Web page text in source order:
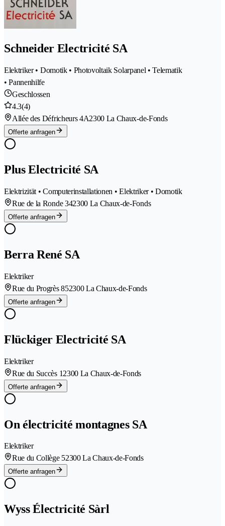
Schneider Electricité SA
Elektriker • Domotik • Photovoltaik Solarpanel • Telematik
• Pannenhilfe
Geschlossen
4.3(4)
Allée des Défricheurs 4A2300 La Chaux-de-Fonds
Offerte anfragen
Plus Electricité SA
Elektrizität • Computerinstallationen • Elektriker • Domotik
Rue de la Ronde 342300 La Chaux-de-Fonds
Offerte anfragen
Berra René SA
Elektriker
Rue du Progrès 852300 La Chaux-de-Fonds
Offerte anfragen
Flückiger Electricité SA
Elektriker
Rue du Succès 12300 La Chaux-de-Fonds
Offerte anfragen
On électricité montagnes SA
Elektriker
Rue du Collège 52300 La Chaux-de-Fonds
Offerte anfragen
Wyss Électricité Sàrl